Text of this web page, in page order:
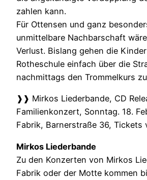
zahlen kann.
Für Ottensen und ganz
unmittelbare Nachbarschaft
Verlust. Bislang gehen die
Rotheschule einfach über die
nachmittags den Trommelkurs
❱❱ Mirkos Liederbande, CD
Familienkonzert, Sonntag. 18.
Fabrik, Barnerstraße 36, Tickets
Mirkos Liederbande
Zu den Konzerten von Mirkos
Fabrik oder der Motte kommen